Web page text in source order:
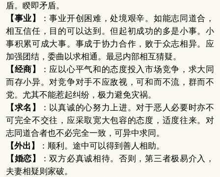
盾。睽即矛盾。
【事业】
：事业开创困难，处境艰辛。如能志同道合，
相互信任，目的可以达到。但起初成功的多是小事。小
事积累可成大事。事成于协力合作，败于众志相异。应
加强团结，委曲以求相通。最忌内部相互猜疑。
【经商】
：应以心平气和的态度投入市场竞争，求大同
而存小异。对竞争对手不应敌视，可和而不流，群而不
党。尤其不能惹起纠纷，极力避免灾祸。
【求名】
：以真诚的心努力上进。对于恶人必要时亦不
可完全不交往，应采取宽大包容的态度，适度往来。对
志同道合者也不必完全一致，可异中求同。
【外出】
：顺利。途中可以得到善人相助。
【婚恋】
：双方必真诚相待。否则，第三者极易介入，
夫妻相疑则家破。